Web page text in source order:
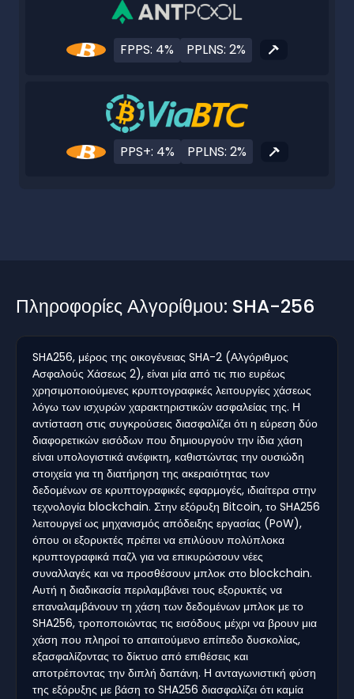
FPPS: 4% PPLNS: 2%
PPS+: 4% PPLNS: 2%
Πληροφορίες Αλγορίθμου: SHA-256
SHA256, μέρος της οικογένειας SHA-2 (Αλγόριθμος
Ασφαλούς Χάσεως 2), είναι μία από τις πιο ευρέως
χρησιμοποιούμενες κρυπτογραφικές λειτουργίες χάσεως
λόγω των ισχυρών χαρακτηριστικών ασφαλείας της. Η
αντίσταση στις συγκρούσεις διασφαλίζει ότι η εύρεση δύο
διαφορετικών εισόδων που δημιουργούν την ίδια χάση
είναι υπολογιστικά ανέφικτη, καθιστώντας την ουσιώδη
στοιχεία για τη διατήρηση της ακεραιότητας των
δεδομένων σε κρυπτογραφικές εφαρμογές, ιδιαίτερα στην
τεχνολογία blockchain. Στην εξόρυξη Bitcoin, το SHA256
λειτουργεί ως μηχανισμός απόδειξης εργασίας (PoW),
όπου οι εξορυκτές πρέπει να επιλύουν πολύπλοκα
κρυπτογραφικά παζλ για να επικυρώσουν νέες
συναλλαγές και να προσθέσουν μπλοκ στο blockchain.
Αυτή η διαδικασία περιλαμβάνει τους εξορυκτές να
επαναλαμβάνουν τη χάση των δεδομένων μπλοκ με το
SHA256, τροποποιώντας τις εισόδους μέχρι να βρουν μια
χάση που πληροί το απαιτούμενο επίπεδο δυσκολίας,
εξασφαλίζοντας το δίκτυο από επιθέσεις και
αποτρέποντας την διπλή δαπάνη. Η ανταγωνιστική φύση
της εξόρυξης με βάση το SHA256 διασφαλίζει ότι καμία